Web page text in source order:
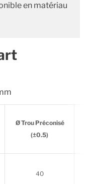
en matériau
Ø Trou Préconisé
(±0.5)
40